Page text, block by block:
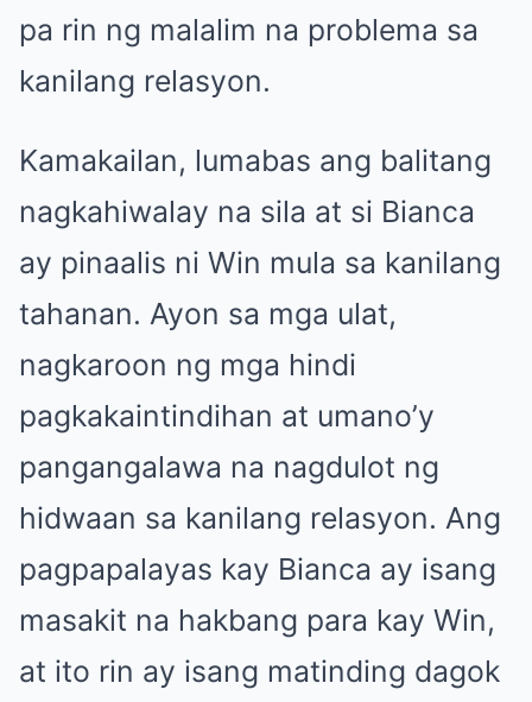
pa rin ng malalim na problema sa
kanilang relasyon.
Kamakailan, lumabas ang balitang
nagkahiwalay na sila at si Bianca
ay pinaalis ni Win mula sa kanilang
tahanan. Ayon sa mga ulat,
nagkaroon ng mga hindi
pagkakaintindihan at umano’y
pangangalawa na nagdulot ng
hidwaan sa kanilang relasyon. Ang
pagpapalayas kay Bianca ay isang
masakit na hakbang para kay Win,
at ito rin ay isang matinding dagok